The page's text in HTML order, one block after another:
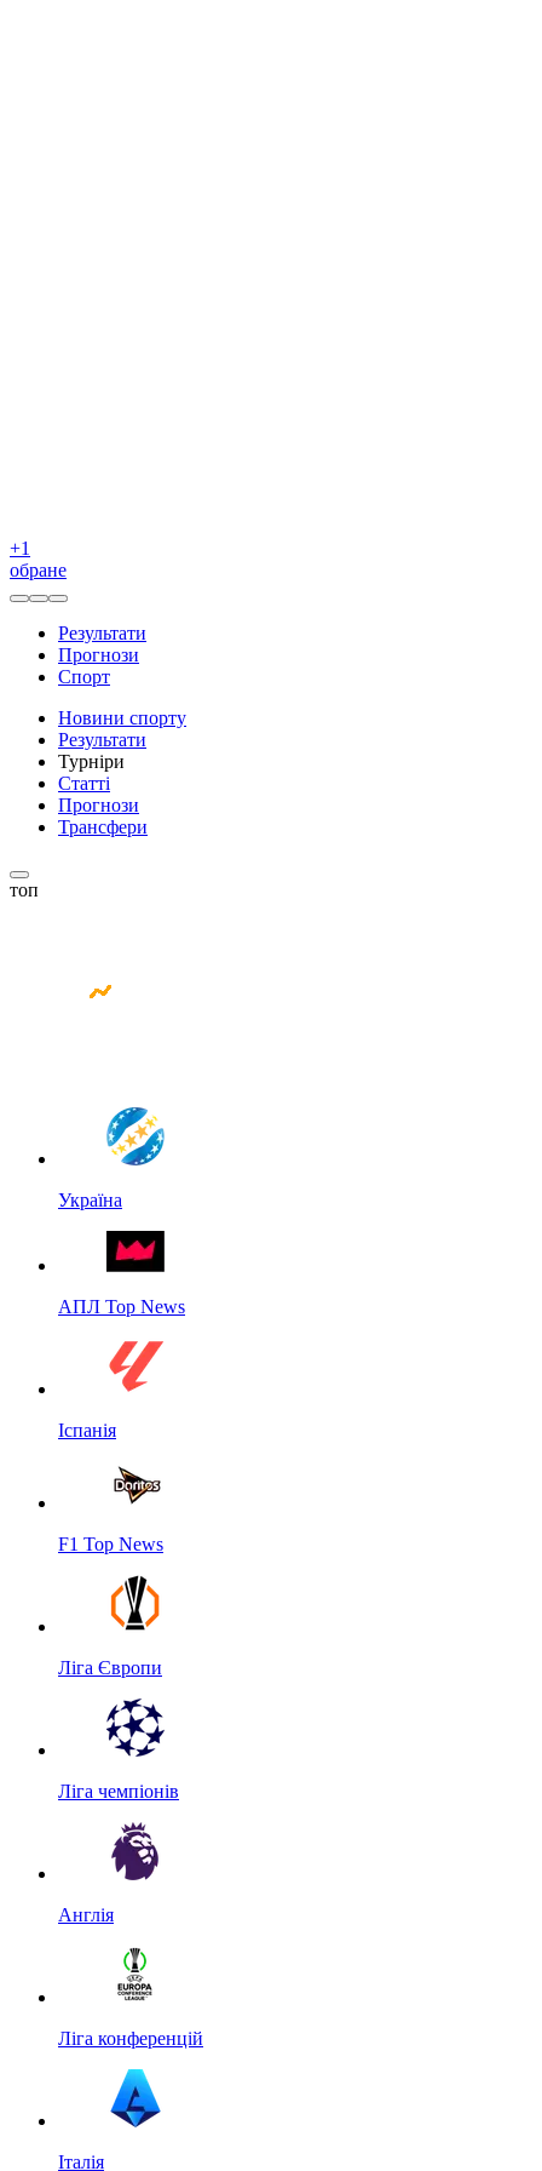
+1
обране
Результати
Прогнози
Спорт
Новини спорту
Результати
Турніри
Статті
Прогнози
Трансфери
топ
Україна
АПЛ Top News
Іспанія
F1 Top News
Ліга Європи
Ліга чемпіонів
Англія
Ліга конференцій
Італія